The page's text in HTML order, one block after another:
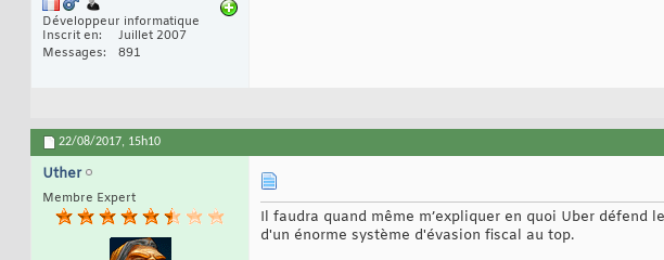
Développeur informatique
Inscrit en
Juillet 2007
Messages
891
22/08/2017, 15h10
Uther
Membre Expert
Il faudra quand même m’expliquer en quoi Uber
d'un énorme système d'évasion fiscal au top.